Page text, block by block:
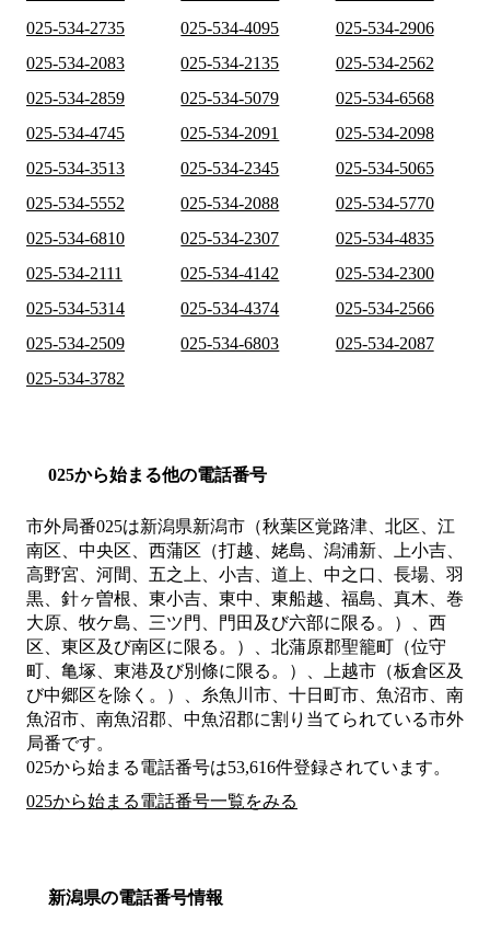
025-534-2735
025-534-4095
025-534-2906
025-534-2083
025-534-2135
025-534-2562
025-534-2859
025-534-5079
025-534-6568
025-534-4745
025-534-2091
025-534-2098
025-534-3513
025-534-2345
025-534-5065
025-534-5552
025-534-2088
025-534-5770
025-534-6810
025-534-2307
025-534-4835
025-534-2111
025-534-4142
025-534-2300
025-534-5314
025-534-4374
025-534-2566
025-534-2509
025-534-6803
025-534-2087
025-534-3782
025から始まる他の電話番号
市外局番025は新潟県新潟市（秋葉区覚路津、北区、江
南区、中央区、西蒲区（打越、姥島、潟浦新、上小吉、
高野宮、河間、五之上、小吉、道上、中之口、長場、羽
黒、針ヶ曽根、東小吉、東中、東船越、福島、真木、巻
大原、牧ケ島、三ツ門、門田及び六部に限る。）、西
区、東区及び南区に限る。）、北蒲原郡聖籠町（位守
町、亀塚、東港及び別條に限る。）、上越市（板倉区及
び中郷区を除く。）、糸魚川市、十日町市、魚沼市、南
魚沼市、南魚沼郡、中魚沼郡に割り当てられている市外
局番です。
025から始まる電話番号は53,616件登録されています。
025から始まる電話番号一覧をみる
新潟県の電話番号情報